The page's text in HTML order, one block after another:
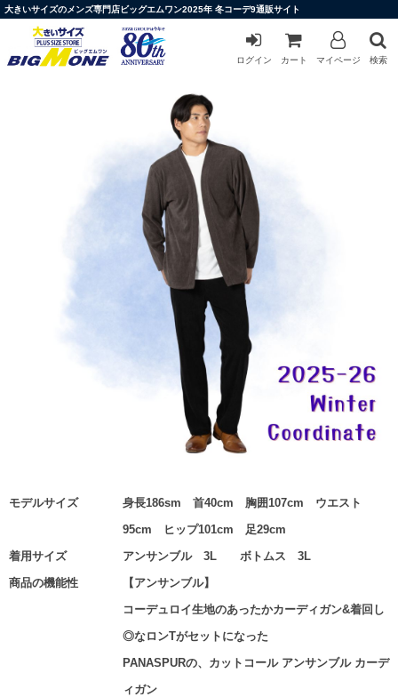
大きいサイズのメンズ専門店ビッグエムワン2025年 冬コーデ9通販サイト
ログイン カート マイページ 検索
モデルサイズ
身長186sm 首40cm 胸囲107cm ウエスト
95cm ヒップ101cm 足29cm
着用サイズ
アンサンブル 3L ボトムス 3L
商品の機能性
【アンサンブル】
コーデュロイ生地のあったかカーディガン&着回し
◎なロンTがセットになった
PANASPURの、カットコール アンサンブル カーデ
ィガン